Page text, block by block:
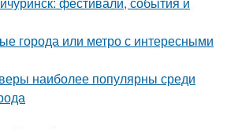
города или метро с интересными
наиболее популярны среди